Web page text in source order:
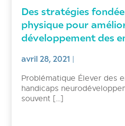
Des stratégies
physique pour
développement des
avril 28, 2021 |
Problématique Élever des
handicaps
souvent […]